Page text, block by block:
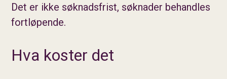
Det er ikke søknadsfrist, søknader behandles
fortløpende.
Hva koster det